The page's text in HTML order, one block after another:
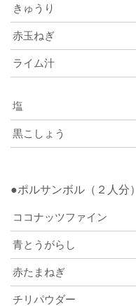
きゅうり
赤玉ねぎ
ライム汁
塩
黒こしょう
●ポルサンボル（２人分）
ココナッツファイン
青とうがらし
赤たまねぎ
チリパウダー